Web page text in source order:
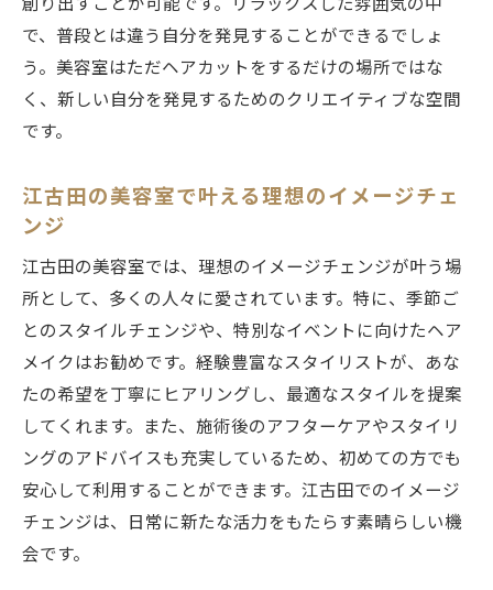
魅力
江古田で理想の美容室体験！新たな自分を見つ
けるためのステップ
新たな自分を見つけるための江古田での美
ロセス
美容室
理想のスタイルを手に入れる江古田の美容
室体験
江古田での美容室体験がもたらす新たな自
己発見
新しい自分に出会う江古田の美容室プロの手で
魅力を最大限に
創り出すことが可能です。リラックスした雰囲気の中
で、普段とは違う自分を発見することができるでしょ
う。美容室はただヘアカットをするだけの場所ではな
く、新しい自分を発見するためのクリエイティブな空間
です。
江古田の美容室で叶える理想のイメージチェ
ンジ
江古田の美容室では、理想のイメージチェンジが叶う場
所として、多くの人々に愛されています。特に、季節ご
とのスタイルチェンジや、特別なイベントに向けたヘア
メイクはお勧めです。経験豊富なスタイリストが、あな
たの希望を丁寧にヒアリングし、最適なスタイルを提案
してくれます。また、施術後のアフターケアやスタイリ
ングのアドバイスも充実しているため、初めての方でも
安心して利用することができます。江古田でのイメージ
チェンジは、日常に新たな活力をもたらす素晴らしい機
会です。